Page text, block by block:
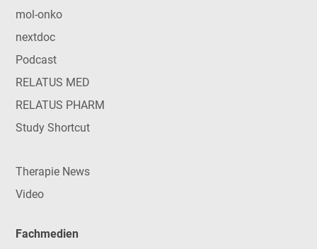
mol-onko
nextdoc
Podcast
RELATUS MED
RELATUS PHARM
Study Shortcut
Therapie News
Video
Fachmedien